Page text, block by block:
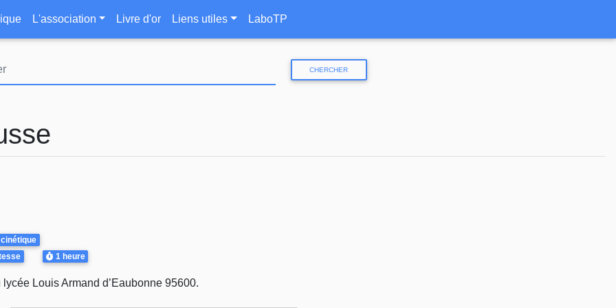
au
contenu
L'association Livre d'or Liens utiles LaboTP
CHERCHER
cinétique
Durée
1 heure
Louis Armand d’Eaubonne 95600.